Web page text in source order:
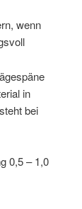
wenn
in
bei
0,5 – 1,0